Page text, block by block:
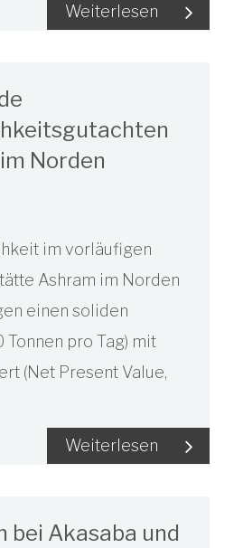
Weiterlesen
Norden
im vorläufigen
Ashram im Norden
einen soliden
pro Tag) mit
(Net Present Value,
Weiterlesen
bei Akasaba und